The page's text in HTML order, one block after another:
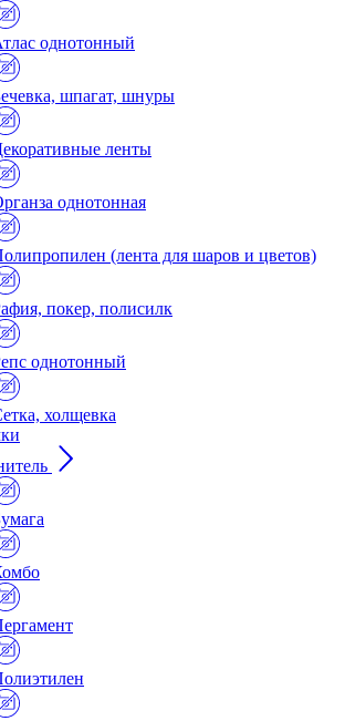
однотонный
шпагат, шнуры
ленты
однотонная
(лента для шаров и цветов)
покер, полисилк
однотонный
холщевка